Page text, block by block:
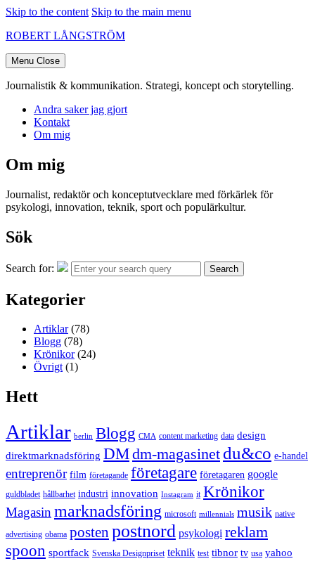
Skip to the content Skip to the main menu
ROBERT LÅNGSTRÖM
Menu Close
Journalistik & kommunikation. Strategi, koncept och storytelling.
Andra saker jag gjort
Kontakt
Om mig
Om mig
Journalist, redaktör och konceptutvecklare med förkärlek för
psykologi, innovation, teknik, sport och populärkultur.
Sök
Search for: Search
Kategorier
Artiklar(78)
Blogg (78)
Krönikor(24)
Övrigt(1)
Hett
Artiklar berlin Blogg CMA content marketing data design
direktmarknadsföring DMdm-magasinet du&co e-handel
entreprenör film företagande företagare företagaren google
guldbladet hållbarhet industri innovation Instagram it Krönikor
Magasinmarknadsföring microsoft millennials musik native
advertising obama posten postnord psykologi reklam
spoon sportfack Svenska Designpriset teknik test tibnor tv usa yahoo